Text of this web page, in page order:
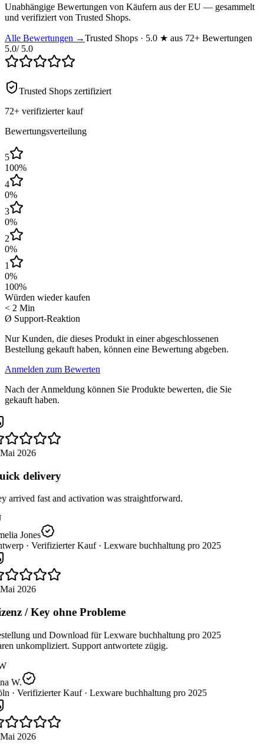
Unabhängige Bewertungen von Käufern aus der EU — gesammelt
und verifiziert von Trusted Shops.
Alle Bewertungen →Trusted Shops · 5.0 ★ aus 72+ Bewertungen
5.0/ 5.0
Trusted Shops zertifiziert
72+ verifizierter kauf
Bewertungsverteilung
5
100%
4
0%
3
0%
2
0%
1
0%
100%
Würden wieder kaufen
< 2 Min
Ø Support-Reaktion
Nur Kunden, die dieses Produkt in einer abgeschlossenen
Bestellung gekauft haben, können eine Bewertung abgeben.
Anmelden zum Bewerten
Nach der Anmeldung können Sie Produkte bewerten, die Sie
gekauft haben.
2026
delivery
arrived fast and activation was straightforward.
Jones
· Verifizierter Kauf · Lexware buchhaltung pro 2025
2026
/ Key ohne Probleme
und Download für Lexware buchhaltung pro 2025
unkompliziert. Support antwortete zügig.
W.
· Verifizierter Kauf · Lexware buchhaltung pro 2025
2026